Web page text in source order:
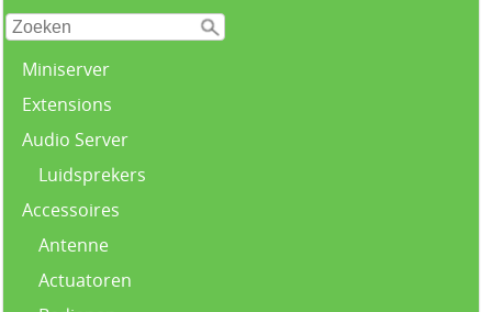
Miniserver
Extensions
Audio Server
Luidsprekers
Accessoires
Antenne
Actuatoren